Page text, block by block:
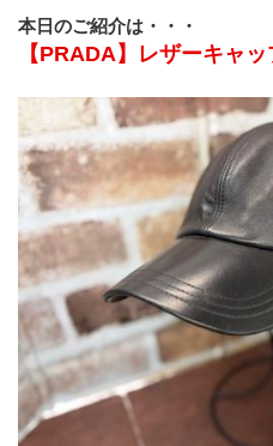
本日のご紹介は・・・
【PRADA】レザーキャッ